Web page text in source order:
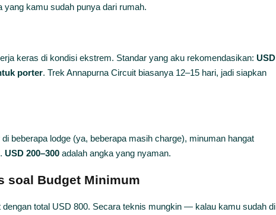
yang kamu sudah punya dari rumah.
keras di kondisi ekstrem. Standar yang aku rekomendasikan: USD
porter. Trek Annapurna Circuit biasanya 12–15 hari, jadi siapkan
beberapa lodge (ya, beberapa masih charge), minuman hangat
USD 200–300 adalah angka yang nyaman.
soal Budget Minimum
total USD 800. Secara teknis mungkin — kalau kamu sudah di